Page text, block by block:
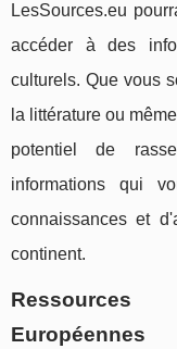
LesSources.eu
accéder à des
culturels. Que vous
la littérature ou
potentiel de
informations qui
connaissances et
continent.
Européennes